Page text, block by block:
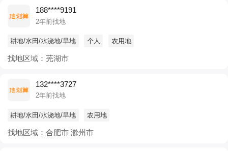
188****9191
2年前找地
耕地/水田/水浇地/旱地 个人 农用地
找地区域：芜湖市
132****3727
2年前找地
耕地/水田/水浇地/旱地 农用地
找地区域：合肥市 滁州市